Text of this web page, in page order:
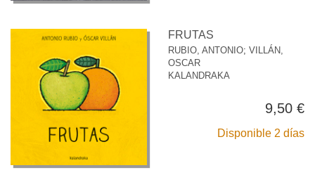
FRUTAS
RUBIO, ANTONIO; VILLÁN,
OSCAR
KALANDRAKA
9,50 €
Disponible 2 días